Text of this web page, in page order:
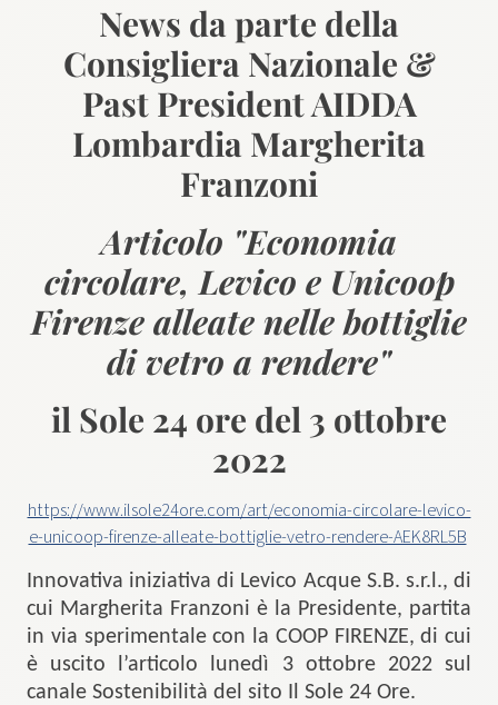
News da parte della
Consigliera Nazionale &
Past President AIDDA
Lombardia Margherita
Franzoni
Articolo "Economia
circolare, Levico e Unicoop
Firenze alleate nelle bottiglie
di vetro a rendere"
il Sole 24 ore del 3 ottobre
2022
https://www.ilsole24ore.com/art/economia-circolare-levico-
e-unicoop-firenze-alleate-bottiglie-vetro-rendere-AEK8RL5B
Innovativa iniziativa di Levico Acque S.B. s.r.l., di
cui Margherita Franzoni è la Presidente, partita
in via sperimentale con la COOP FIRENZE, di cui
è uscito l’articolo lunedì 3 ottobre 2022 sul
canale Sostenibilità del sito Il Sole 24 Ore.